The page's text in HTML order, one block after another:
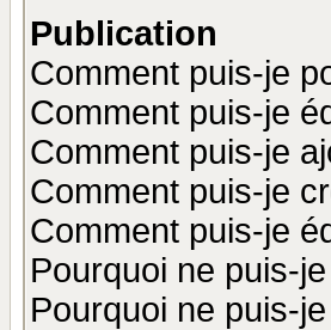
Publication
Comment puis-je
Comment puis-je
Comment puis-je
Comment puis-je
Comment puis-je
Pourquoi ne puis-
Pourquoi ne puis-